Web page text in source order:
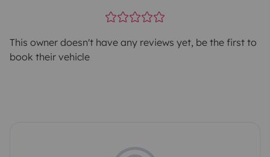
This owner doesn't have any reviews yet, be the first to
book their vehicle